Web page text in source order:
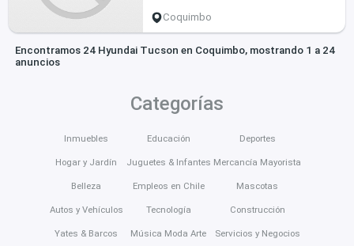
Coquimbo
Encontramos 24 Hyundai Tucson en Coquimbo, mostrando 1 a 24
anuncios
Categorías
Inmuebles
Hogar y Jardín
Belleza
Autos y Vehículos
Yates & Barcos
Educación
Juguetes & Infantes
Empleos en Chile
Tecnología
Música Moda Arte
Deportes
Mercancía Mayorista
Mascotas
Construcción
Servicios y Negocios